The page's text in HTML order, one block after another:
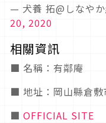
— 犬養 拓@しなや
20, 2020
相關資訊
■ 名稱：有鄰庵
■ 地址：岡山縣倉
■ OFFICIAL SITE